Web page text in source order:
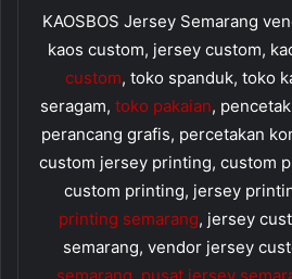
KAOSBOS Jersey Semarang
kaos custom, jersey custom,
custom, toko spanduk, toko
seragam, toko pakaian,
perancang grafis, percetakan
custom jersey printing, custom
custom printing, jersey
printing semarang, jersey
semarang, vendor jersey
semarang, pusat jersey